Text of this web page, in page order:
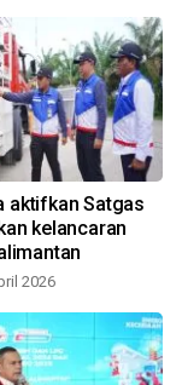
aktifkan Satgas
kelancaran
2026